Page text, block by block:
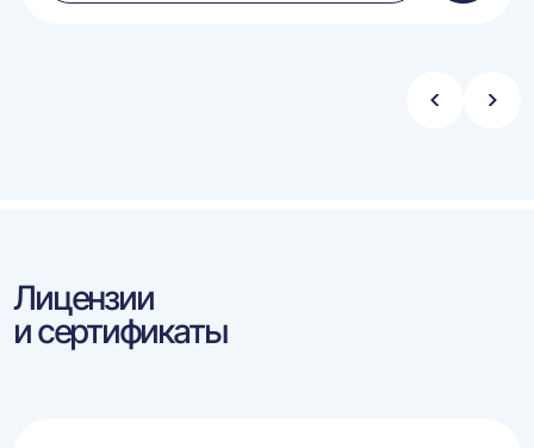
Стрелка
Лицензии
и сертификаты